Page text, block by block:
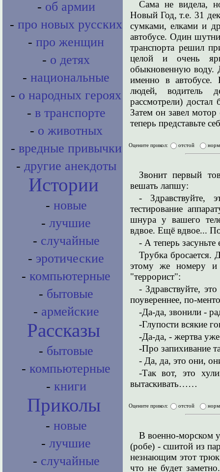
- об армии
- про новых русских
- про женщин
- о детях
- национальные
- о народных героях
- в транспорте
- о животных
- вредные привычки
- другие анекдоты
Истории
- новые
- лучшие
- случайные
- эротические
- компьютерные
- бытовые
- армейские
Рассказы
- бытовые
- компьютерные
- книги
Приколы
- новые
- лучшие
- случайные
Сама не видела,
Новый Год, т.е. 31
сумками, елками и
автобусе. Один
транспорта решил
целой и очень
обыкновенную воду.
именно в автобусе.
людей, водитель
рассмотрели)
Затем он завел
теперь представьте
Оцените прикол: отстой
Звонит первый
вешать лапшу:
- Здравствуйте,
тестирование
шнура у вашего
вдвое. Ещё вдвое...
- А теперь
Трубка бросается.
этому же номеру
"террорист":
- Здравствуйте,
поувереннее, по-
-Да-да, звонили -
-Глупости всякие
-Да-да, - жертва
-Про запихивание
- Да, да, это они,
-Так вот, это
вытаскивать……
Оцените прикол: отстой
В военно-морском
(робе) - сшитой из
незнающим этот
что не будет